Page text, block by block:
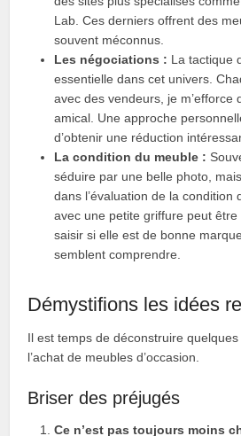
Lab. Ces derniers offrent des
souvent méconnus.
Les négociations : La tactique
essentielle dans cet univers.
avec des vendeurs, je m’efforce
amical. Une approche
d’obtenir une réduction
La condition du meuble :
séduire par une belle photo,
dans l’évaluation de la condition
avec une petite griffure peut
saisir si elle est de bonne
semblent comprendre.
Démystifions les idées
Il est temps de déconstruire
l’achat de meubles d’occasion.
Briser des préjugés
Ce n’est pas toujours moins